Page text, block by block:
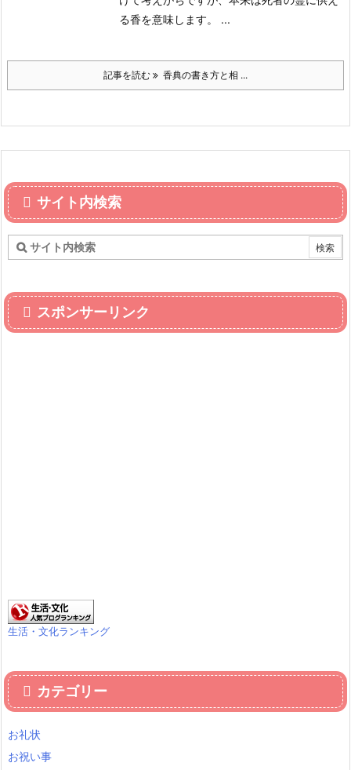
る香を意味します。 ...
記事を読む 香典の書き方と相 ...
サイト内検索
スポンサーリンク
生活・文化ランキング
カテゴリー
お礼状
お祝い事